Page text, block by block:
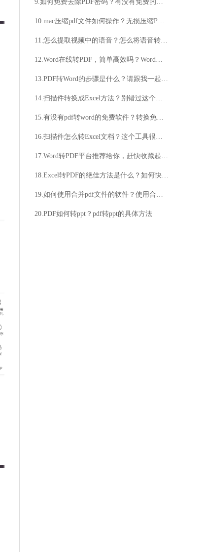
9.如何免费去除PDF密码？有没有免费的方法可以去除PDF文件的密码？
10.mac压缩pdf文件如何操作？无损压缩PDF文件方法推荐
11.怎么提取视频中的语音？怎么将语音转换为文字？
12.Word在线转PDF，简单高效吗？Word转PDF，一键操作可靠吗？
13.PDF转Word的步骤是什么？请跟我一起来看下具体的操作步骤
14.扫描件转换成Excel方法？别错过这个好教程
15.有没有pdf转word的免费软件？转换免费软件介绍
16.扫描件怎么转Excel文档？这个工具很快就可以转换完成！
17.Word转PDF平台推荐给你，赶快收藏起来W
18.Excel转PDF的绝佳方法是什么？如何快速高效地将Excel转换为PDF？
19.如何使用合并pdf文件的软件？使用合并pdf文件的软件的方法
20.PDF如何转ppt？pdf转ppt的具体方法